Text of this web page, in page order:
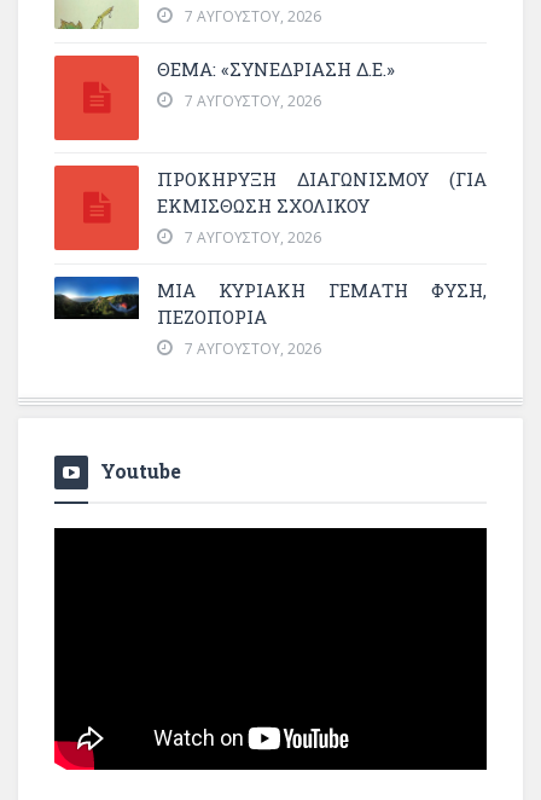
7 ΑΥΓΟΎΣΤΟΥ, 2026
ΘΕΜΑ: «ΣΥΝΕΔΡΊΑΣΗ Δ.Ε.»
7 ΑΥΓΟΎΣΤΟΥ, 2026
ΠΡΟΚΗΡΥΞΗ ΔΙΑΓΩΝΙΣΜΟΥ (ΓΙΑ
ΕΚΜΊΣΘΩΣΗ ΣΧΟΛΙΚΟΎ
7 ΑΥΓΟΎΣΤΟΥ, 2026
ΜΙΑ ΚΥΡΙΑΚΉ ΓΕΜΆΤΗ ΦΎΣΗ,
ΠΕΖΟΠΟΡΊΑ
7 ΑΥΓΟΎΣΤΟΥ, 2026
Youtube